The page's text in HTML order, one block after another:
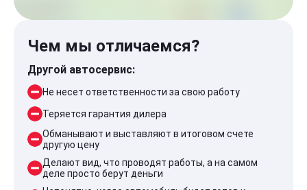
Чем мы отличаемся?
Другой автосервис:
Не несет ответственности за свою работу
Теряется гарантия дилера
Обманывают и выставляют в итоговом счете
другую цену
Делают вид, что проводят работы, а на самом
деле просто берут деньги